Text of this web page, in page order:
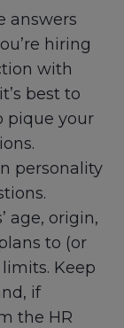
answers
hiring
with
best to
pique your
personality
age, origin,
to (or
Keep
if
the HR